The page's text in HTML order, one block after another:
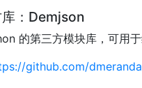
：Demjson
的第三方模块库，可用
github.com/